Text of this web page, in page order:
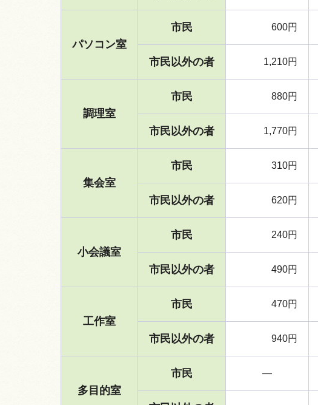
パソコン室
市民 600円
市民以外の者 1,210円
調理室
市民 880円
市民以外の者 1,770円
集会室
市民 310円
市民以外の者 620円
小会議室
市民 240円
市民以外の者 490円
工作室
市民 470円
市民以外の者 940円
多目的室
市民 ―